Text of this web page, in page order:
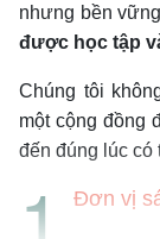
nhưng bền
được học tập
Chúng tôi
một cộng đồng
đến đúng lúc có
Đơn vị